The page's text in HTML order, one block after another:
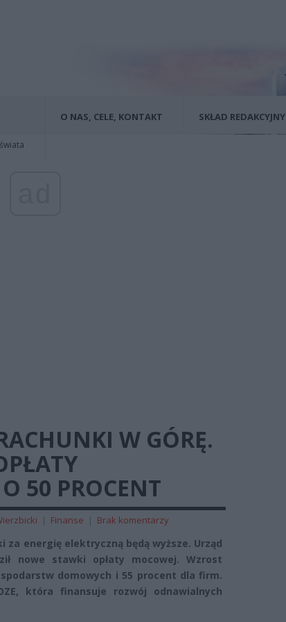
O NAS, CELE, KONTAKT SKŁAD REDAKCYJNY
W GÓRĘ.
50 PROCENT
| Finanse | Brak komentarzy
za energię elektryczną będą wyższe. Urząd
nowe stawki opłaty mocowej. Wzrost
domowych i 55 procent dla firm.
która finansuje rozwój odnawialnych